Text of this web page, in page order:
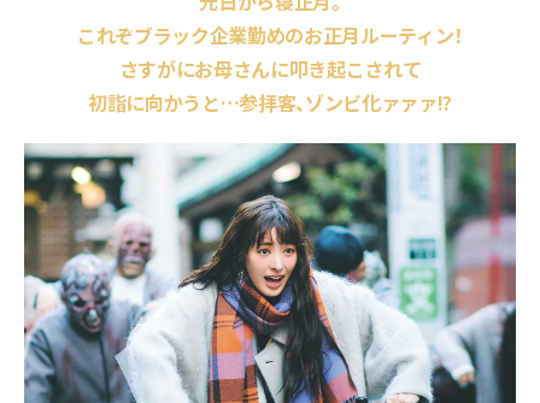
これぞブラック企業勤めのお正月ルーティン！
さすがにお母さんに叩き起こされて
初詣に向かうと…参拝客、ゾンビ化ァァァ!?